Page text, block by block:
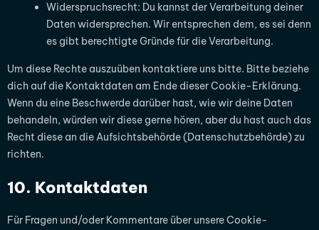
Widerspruchsrecht: Du kannst der Verarbeitung deiner
Daten widersprechen. Wir entsprechen dem, es sei denn
es gibt berechtigte Gründe für die Verarbeitung.
Um diese Rechte auszuüben kontaktiere uns bitte. Bitte beziehe
dich auf die Kontaktdaten am Ende dieser Cookie-Erklärung.
Wenn du eine Beschwerde darüber hast, wie wir deine Daten
behandeln, würden wir diese gerne hören, aber du hast auch das
Recht diese an die Aufsichtsbehörde (Datenschutzbehörde) zu
richten.
10. Kontaktdaten
Für Fragen und/oder Kommentare über unsere Cookie-